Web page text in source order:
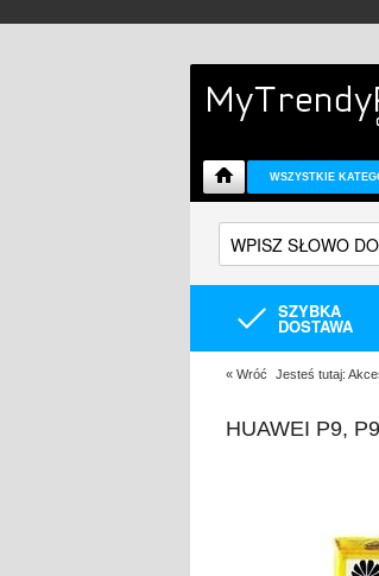
WSZYSTKIE
SZYBKA
DOSTAWA
« Wróć Jesteś tutaj:
HUAWEI P9,